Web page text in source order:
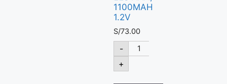
1100MAH
1.2V
S/73.00
-
+